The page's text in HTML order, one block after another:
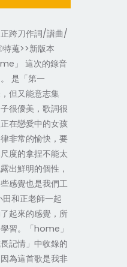
跨刀作詞/譜曲/
蒐>>新版本
」 這次的錄音
是「第一
但又能意志集
很優美，歌詞很
在戀愛中的女孩
非常的愉快，要
度的拿捏不能太
出鮮明的個性，
感覺也是我們工
和正老師一起
起來的感覺，所
習。「home」
記情」中收錄的
為這首歌是我非